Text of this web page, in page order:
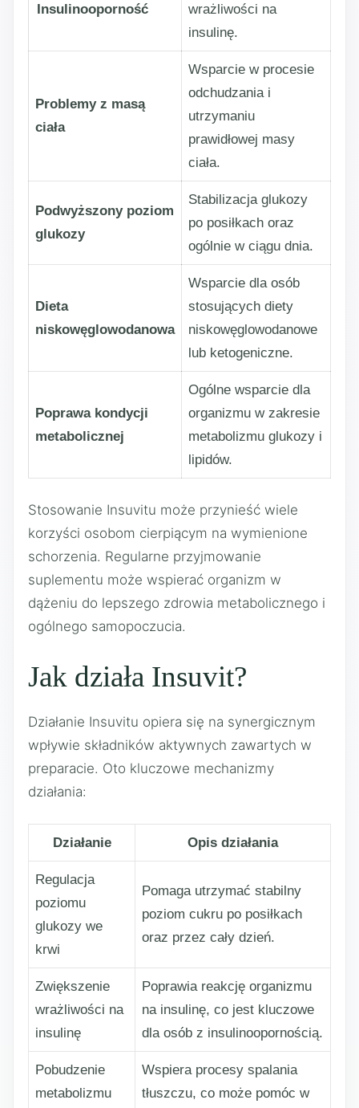
Insulinooporność
wrażliwości na
insulinę.
Problemy z masą
ciała
Wsparcie w procesie
odchudzania i
utrzymaniu
prawidłowej masy
ciała.
Podwyższony poziom
glukozy
Stabilizacja glukozy
po posiłkach oraz
ogólnie w ciągu dnia.
Dieta
niskowęglowodanowa
Wsparcie dla osób
stosujących diety
niskowęglowodanowe
lub ketogeniczne.
Poprawa kondycji
metabolicznej
Ogólne wsparcie dla
organizmu w zakresie
metabolizmu glukozy i
lipidów.
Stosowanie Insuvitu może przynieść wiele
korzyści osobom cierpiącym na wymienione
schorzenia. Regularne przyjmowanie
suplementu może wspierać organizm w
dążeniu do lepszego zdrowia metabolicznego i
ogólnego samopoczucia.
Jak działa Insuvit?
Działanie Insuvitu opiera się na synergicznym
wpływie składników aktywnych zawartych w
preparacie. Oto kluczowe mechanizmy
działania:
Działanie Opis działania
Regulacja
poziomu
glukozy we
krwi
Pomaga utrzymać stabilny
poziom cukru po posiłkach
oraz przez cały dzień.
Zwiększenie
wrażliwości na
insulinę
Poprawia reakcję organizmu
na insulinę, co jest kluczowe
dla osób z insulinoopornością.
Pobudzenie
metabolizmu
Wspiera procesy spalania
tłuszczu, co może pomóc w